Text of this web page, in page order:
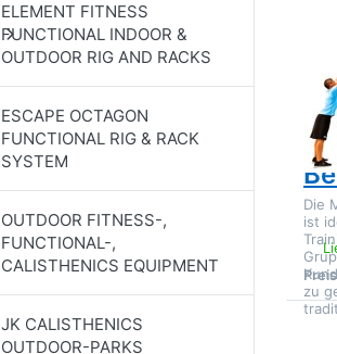
ELEMENT FITNESS
FUNCTIONAL INDOOR &
OUTDOOR RIG AND RACKS
ESCAPE OCTAGON
FUNCTIONAL RIG & RACK
SYSTEM
OUTDOOR FITNESS-,
FUNCTIONAL-,
CALISTHENICS EQUIPMENT
JK CALISTHENICS
OUTDOOR-PARKS
Die
ist
zu